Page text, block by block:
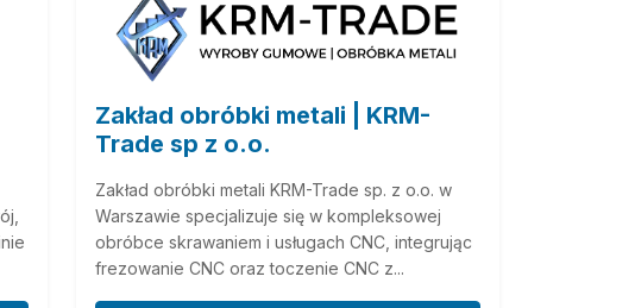
Zakład obróbki metali | KRM-
Trade sp z o.o.
Zakład obróbki metali KRM-Trade sp. z o.o. w
Warszawie specjalizuje się w kompleksowej
obróbce skrawaniem i usługach CNC, integrując
frezowanie CNC oraz toczenie CNC z...